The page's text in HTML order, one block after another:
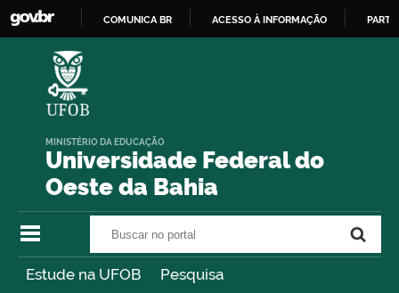
COMUNICA BR ACESSO À INFORMAÇÃO
Universidade Federal do
Oeste da Bahia
MINISTÉRIO DA EDUCAÇÃO
Estude na UFOB
Pesquisa